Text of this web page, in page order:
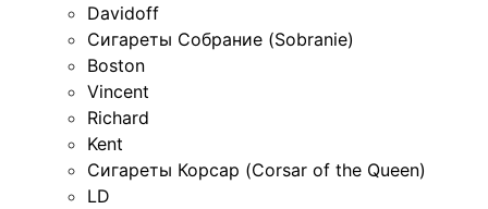
Davidoff
Сигареты Собрание (Sobranie)
Boston
Vincent
Richard
Kent
Сигареты Корсар (Corsar of the Queen)
LD